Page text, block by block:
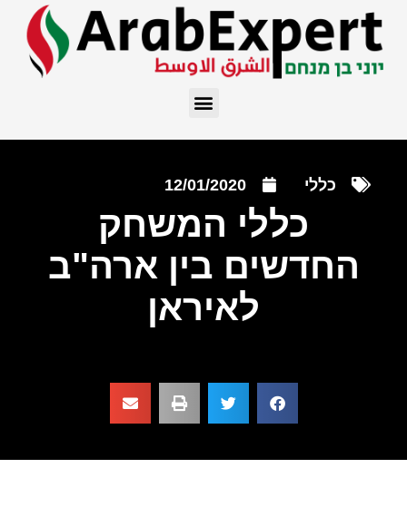
כללי 12/01/2020
כללי המשחק
החדשים בין ארה"ב
לאיראן